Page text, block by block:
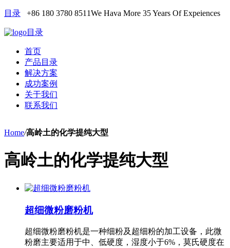
目录 +86 180 3780 8511We Hava More 35 Years Of Expeiences
目录
首页
产品目录
解决方案
成功案例
关于我们
联系我们
Home/高岭土的化学提纯大型
高岭土的化学提纯大型
超细微粉磨粉机
超细微粉磨粉机是一种细粉及超细粉的加工设备，此微
粉磨主要适用于中、低硬度，湿度小于6%，莫氏硬度在